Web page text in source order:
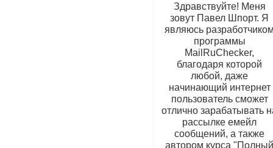
Здравствуйте! Меня
зовут Павел Шпорт. Я
являюсь
программы
MailRuChecker,
благодаря которой
любой, даже
начинающий интернет
пользователь сможет
отлично зарабатывать
рассылке емейл
сообщений, а также
автором курса